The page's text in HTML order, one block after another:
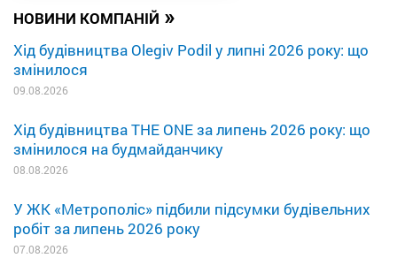
НОВИНИ КОМПАНІЙ »
Хід будівництва Olegiv Podil у липні 2026 року: що
змінилося
09.08.2026
Хід будівництва THE ONE за липень 2026 року: що
змінилося на будмайданчику
08.08.2026
У ЖК «Метрополіс» підбили підсумки будівельних
робіт за липень 2026 року
07.08.2026